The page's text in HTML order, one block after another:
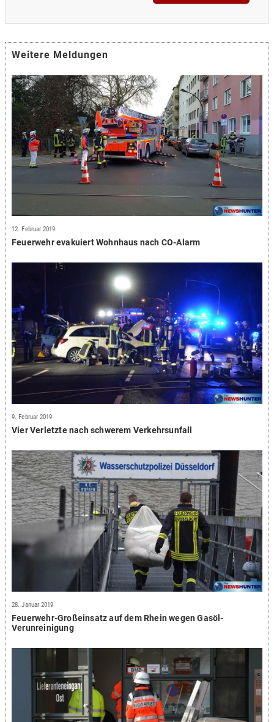
Weitere Meldungen
12. Februar 2019
Feuerwehr evakuiert Wohnhaus nach CO-Alarm
9. Februar 2019
Vier Verletzte nach schwerem Verkehrsunfall
28. Januar 2019
Feuerwehr-Großeinsatz auf dem Rhein wegen Gasöl-
Verunreinigung